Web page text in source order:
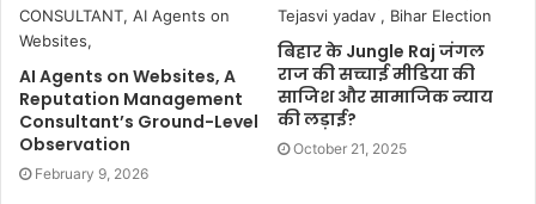
AI Agents on Websites, A
Reputation Management
Consultant’s Ground-Level
Observation
February 9, 2026
बिहार के Jungle Raj जंगल
राज की सच्चाई मीडिया की
साजिश और सामाजिक न्याय
की लड़ाई?
October 21, 2025